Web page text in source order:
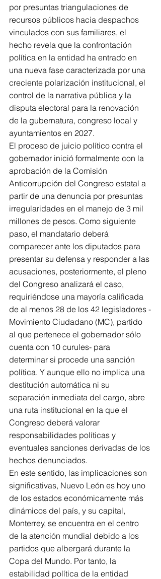
por presuntas triangulaciones de
recursos públicos hacia despachos
vinculados con sus familiares, el
hecho revela que la confrontación
política en la entidad ha entrado en
una nueva fase caracterizada por una
creciente polarización institucional, el
control de la narrativa pública y la
disputa electoral para la renovación
de la gubernatura, congreso local y
ayuntamientos en 2027.
El proceso de juicio político contra el
gobernador inició formalmente con la
aprobación de la Comisión
Anticorrupción del Congreso estatal a
partir de una denuncia por presuntas
irregularidades en el manejo de 3 mil
millones de pesos. Como siguiente
paso, el mandatario deberá
comparecer ante los diputados para
presentar su defensa y responder a las
acusaciones, posteriormente, el pleno
del Congreso analizará el caso,
requiriéndose una mayoría calificada
de al menos 28 de los 42 legisladores -
Movimiento Ciudadano (MC), partido
al que pertenece el gobernador sólo
cuenta con 10 curules- para
determinar si procede una sanción
política. Y aunque ello no implica una
destitución automática ni su
separación inmediata del cargo, abre
una ruta institucional en la que el
Congreso deberá valorar
responsabilidades políticas y
eventuales sanciones derivadas de los
hechos denunciados.
En este sentido, las implicaciones son
significativas, Nuevo León es hoy uno
de los estados económicamente más
dinámicos del país, y su capital,
Monterrey, se encuentra en el centro
de la atención mundial debido a los
partidos que albergará durante la
Copa del Mundo. Por tanto, la
estabilidad política de la entidad